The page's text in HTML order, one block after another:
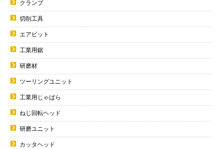
クランプ
切削工具
エアビット
工業用鋸
研磨材
ツーリングユニット
工業用じゃばら
ねじ回転ヘッド
研磨ユニット
カッタヘッド